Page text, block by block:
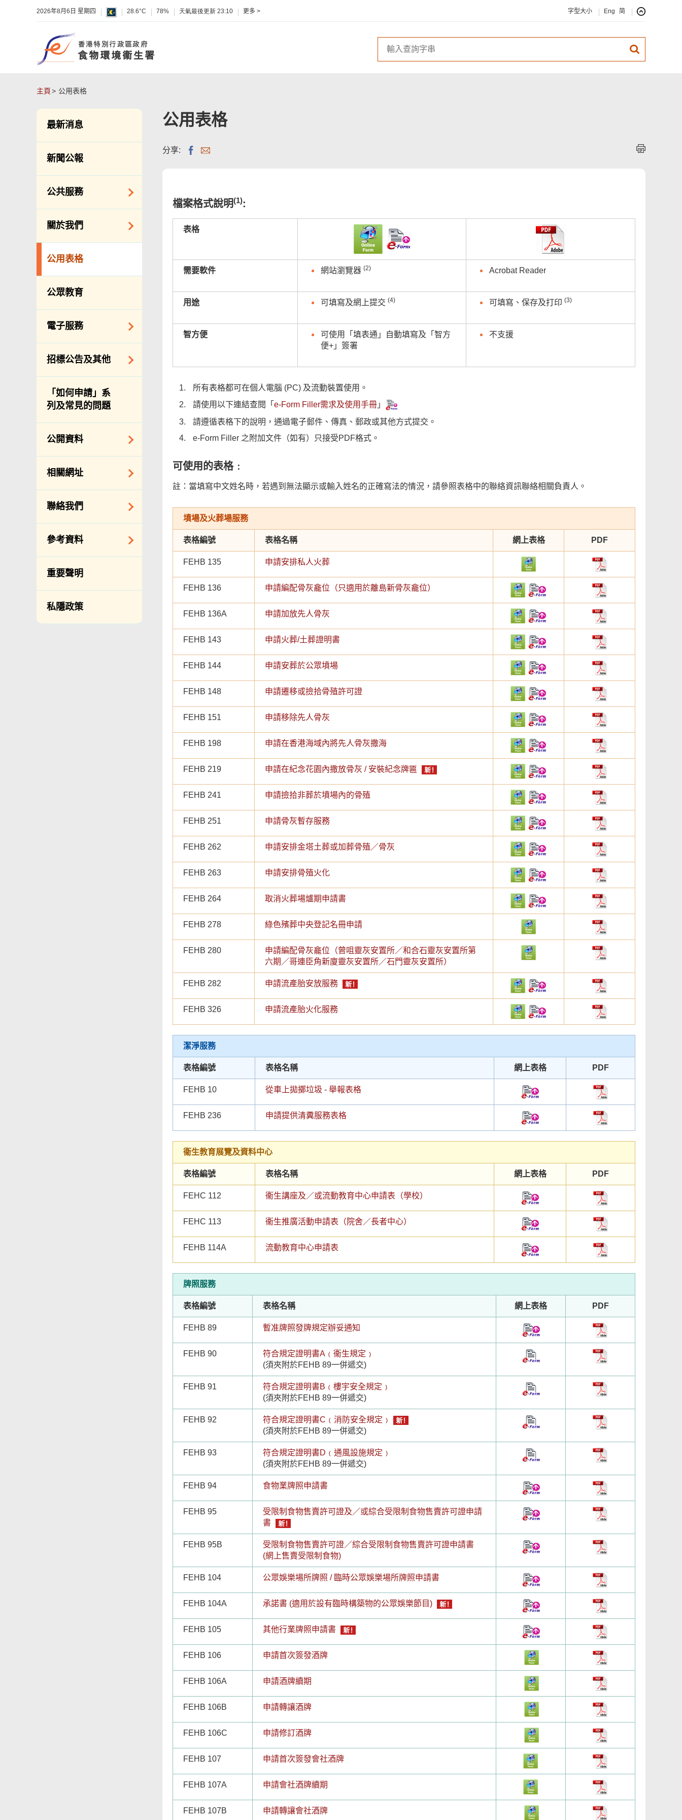
2026年8月6日 星期四 28.6°C 78% 天氣最後更新 23:10 更多 > 字型大小 Eng 简
主頁 公用表格
最新消息
新聞公報
公共服務
潔淨服務
公眾街市
墳場及火葬場
食物安全
私營骨灰龕
公共設施
關於我們
組織結構
服務承諾
公用表格
公眾教育
電子服務
網上付款
招標公告及其他
招標通告索引
主要採購服務預覽
申請納入食物環境
衞生署通知名單
的標準僱傭合約
「如何申請」系
列及常見的問題
公開資料
公開資料守則
備存紀錄一覽表
相關網址
相關政府機構
聯絡我們
查詢、建議、要求
和投訴
分區環境衞生辦事
處地址及電話
滲水投訴調查聯合
辦事處 辦公時間、
參考資料
年度整合開放數據
計劃（包含空間數
據計劃）
立法會事務
促進種族平等
重要聲明
私隱政策
公用表格
分享:
檔案格式說明(1):
表格
需要軟件 網站瀏覽器 (2) Acrobat Reader
用途 可填寫及網上提交 (4) 可填寫、保存及打印 (3)
智方便
可使用「填表通」自動填寫及「智方
便+」簽署
不支援
所有表格都可在個人電腦 (PC) 及流動裝置使用。
請使用以下連結查閱「 e-Form Filler需求及使用手冊 」
請遵循表格下的說明，通過電子郵件、傳真、郵政或其他方式提交。
e-Form Filler 之附加文件（如有）只接受PDF格式。
可使用的表格﹕
註：當填寫中文姓名時，若遇到無法顯示或輸入姓名的正確寫法的情況，請參照表格中的聯絡資訊聯絡相關負責人。
墳場及火葬場服務
表格編號 表格名稱 網上表格 PDF
FEHB 135 申請安排私人火葬
FEHB 136 申請編配骨灰龕位（只適用於離島新骨灰龕位）
FEHB 136A 申請加放先人骨灰
FEHB 143 申請火葬/土葬證明書
FEHB 144 申請安葬於公眾墳場
FEHB 148 申請遷移或撿拾骨殖許可證
FEHB 151 申請移除先人骨灰
FEHB 198 申請在香港海域內將先人骨灰撒海
FEHB 219 申請在紀念花園內撒放骨灰 / 安裝紀念牌匾
FEHB 241 申請撿拾非葬於墳場內的骨殖
FEHB 251 申請骨灰暫存服務
FEHB 262 申請安排金塔土葬或加葬骨殖／骨灰
FEHB 263 申請安排骨殖火化
FEHB 264 取消火葬場爐期申請書
FEHB 278 綠色殯葬中央登記名冊申請
FEHB 280
申請編配骨灰龕位（曾咀靈灰安置所／和合石靈灰安置所第
六期／哥連臣角新廈靈灰安置所／石門靈灰安置所）
FEHB 282 申請流產胎安放服務
FEHB 326 申請流產胎火化服務
潔淨服務
表格編號 表格名稱 網上表格 PDF
FEHB 10 從車上拋擲垃圾 - 舉報表格
FEHB 236 申請提供清糞服務表格
衞生教育展覽及資料中心
表格編號 表格名稱 網上表格 PDF
FEHC 112 衞生講座及／或流動教育中心申請表（學校）
FEHC 113 衞生推廣活動申請表（院舍／長者中心）
FEHB 114A 流動教育中心申請表
牌照服務
表格編號 表格名稱 網上表格 PDF
FEHB 89 暫准牌照發牌規定辦妥通知
FEHB 90
符合規定證明書A﹙衞生規定﹚
(須夾附於FEHB 89一併遞交)
FEHB 91
符合規定證明書B﹙樓宇安全規定﹚
(須夾附於FEHB 89一併遞交)
FEHB 92
符合規定證明書C﹙消防安全規定﹚
(須夾附於FEHB 89一併遞交)
FEHB 93
符合規定證明書D﹙通風設施規定﹚
(須夾附於FEHB 89一併遞交)
FEHB 94 食物業牌照申請書
FEHB 95
受限制食物售賣許可證及／或綜合受限制食物售賣許可證申請
書
FEHB 95B
受限制食物售賣許可證／綜合受限制食物售賣許可證申請書
(網上售賣受限制食物)
FEHB 104 公眾娛樂場所牌照 / 臨時公眾娛樂場所牌照申請書
FEHB 104A 承諾書 (適用於設有臨時構築物的公眾娛樂節目)
FEHB 105 其他行業牌照申請書
FEHB 106 申請首次簽發酒牌
FEHB 106A 申請酒牌續期
FEHB 106B 申請轉讓酒牌
FEHB 106C 申請修訂酒牌
FEHB 107 申請首次簽發會社酒牌
FEHB 107A 申請會社酒牌續期
FEHB 107B 申請轉讓會社酒牌